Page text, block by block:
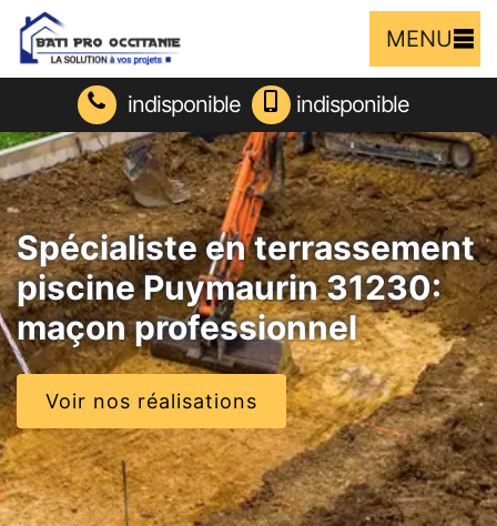
MENU
indisponible indisponible
Spécialiste en terrassement
piscine Puymaurin 31230:
maçon professionnel
Voir nos réalisations